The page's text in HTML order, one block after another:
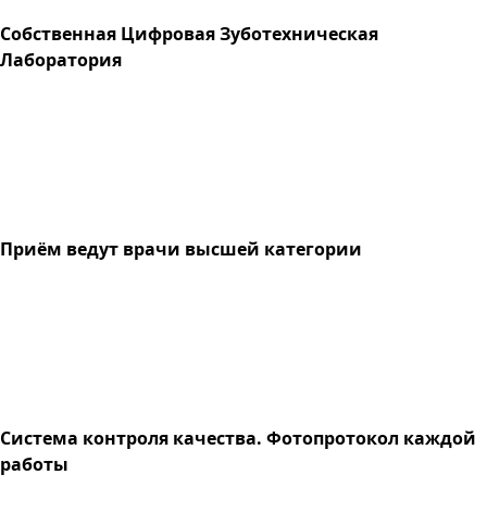
Собственная Цифровая Зуботехническая
Лаборатория
Приём ведут врачи высшей категории
Система контроля качества. Фотопротокол каждой
работы